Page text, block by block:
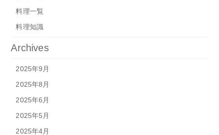
料理一覧
料理知識
Archives
2025年9月
2025年8月
2025年6月
2025年5月
2025年4月